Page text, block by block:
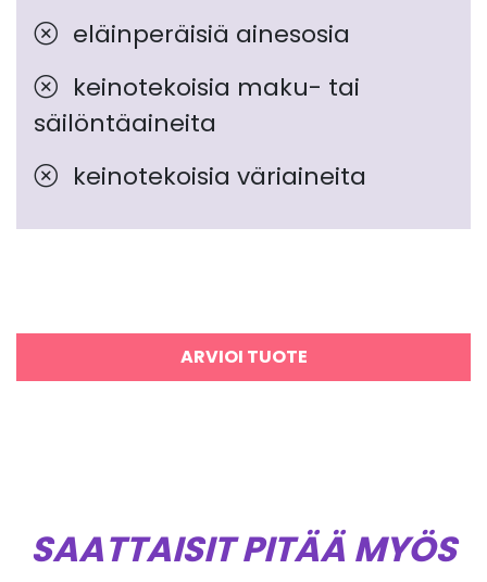
eläinperäisiä ainesosia
keinotekoisia maku- tai
säilöntäaineita
keinotekoisia väriaineita
ARVIOI TUOTE
SAATTAISIT PITÄÄ MYÖS